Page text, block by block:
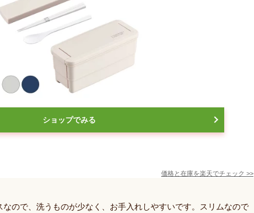
ショップでみる
価格と在庫を楽天でチェック >>
ので、洗うものが少なく、お手入れしやすいです。スリムなので